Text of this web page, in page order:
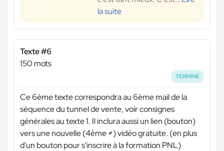
la suite
Texte #6
150 mots
TERMINÉ
Ce 6ème texte correspondra au 6ème mail de la
séquence du tunnel de vente, voir consignes
générales au texte 1. Il inclura aussi un lien (bouton)
vers une nouvelle (4ème ≠) vidéo gratuite. (en plus
d'un bouton pour s'inscrire à la formation PNL)